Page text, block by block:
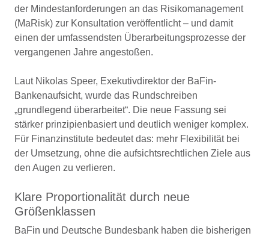
der Mindestanforderungen an das Risikomanagement
(MaRisk) zur Konsultation veröffentlicht – und damit
einen der umfassendsten Überarbeitungsprozesse der
vergangenen Jahre angestoßen.
Laut Nikolas Speer, Exekutivdirektor der BaFin-
Bankenaufsicht, wurde das Rundschreiben
„grundlegend überarbeitet“. Die neue Fassung sei
stärker prinzipienbasiert und deutlich weniger komplex.
Für Finanzinstitute bedeutet das: mehr Flexibilität bei
der Umsetzung, ohne die aufsichtsrechtlichen Ziele aus
den Augen zu verlieren.
Klare Proportionalität durch neue
Größenklassen
BaFin und Deutsche Bundesbank haben die bisherigen